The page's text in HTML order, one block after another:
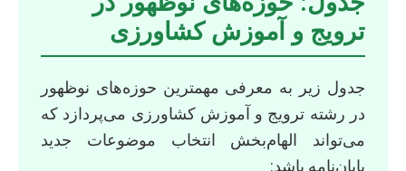
ترویج و آموزش کشاورزی
جدول زیر به معرفی مهمترین حوزه‌های نوظهور
در رشته ترویج و آموزش کشاورزی می‌پردازد که
می‌تواند الهام‌بخش انتخاب موضوعات جدید
پایان‌نامه باشد: